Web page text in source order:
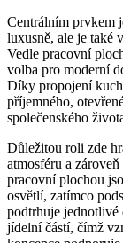
Centrálním prvkem
luxusně, ale je také
Vedle pracovní
volba pro moderní
Díky propojení
příjemného,
společenského
Důležitou roli zde
atmosféru a
pracovní plochou
osvětlí, zatímco
podtrhuje
jídelní částí, čímž